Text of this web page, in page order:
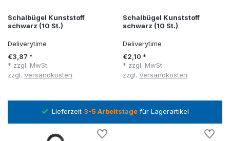
Schalbügel Kunststoff
schwarz (10 St.)
Deliverytime
€3,87 *
* zzgl. MwSt.
zzgl. Versandkosten
Schalbügel Kunststoff
schwarz (10 St.)
Deliverytime
€2,10 *
* zzgl. MwSt.
zzgl. Versandkosten
Lieferzeit 3-5 Arbeitstagefür Lagerartikel